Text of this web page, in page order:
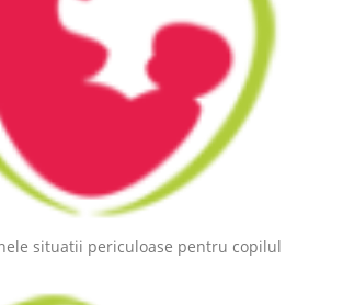
situatii periculoase pentru copilul